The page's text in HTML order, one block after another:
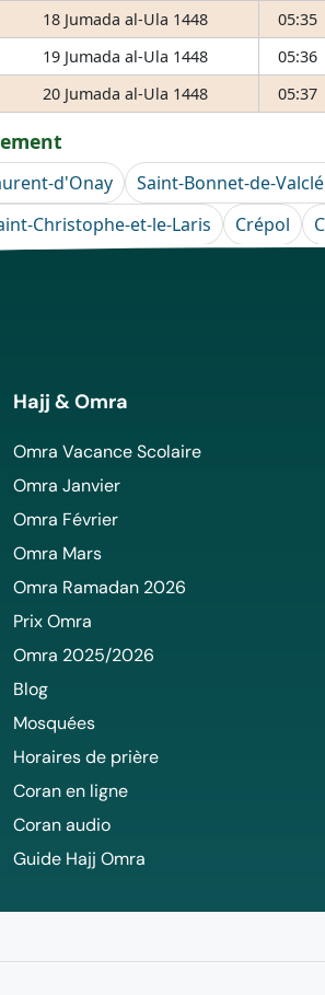
18 Jumada al-Ula 1448 05:35
19 Jumada al-Ula 1448 05:36
20 Jumada al-Ula 1448 05:37
d'Onay Saint-Bonnet-de-
Christophe-et-le-Laris Crépol
Hajj & Omra
Omra Vacance Scolaire
Omra Janvier
Omra Février
Omra Mars
Omra Ramadan 2026
Prix Omra
Omra 2025/2026
Blog
Mosquées
Horaires de prière
Coran en ligne
Coran audio
Guide Hajj Omra